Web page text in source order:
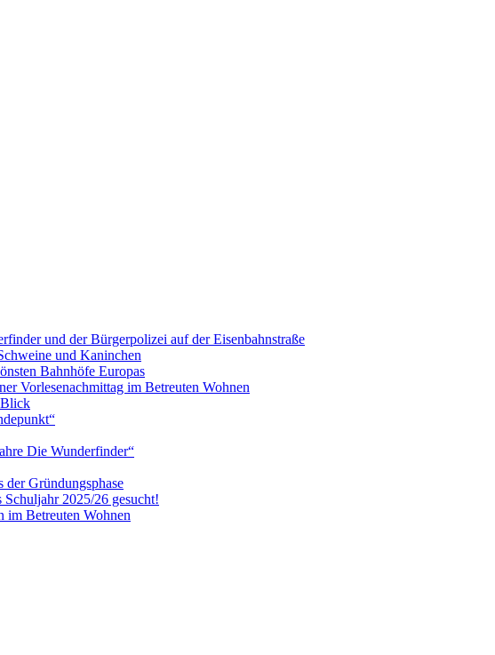
und der Bürgerpolizei auf der Eisenbahnstraße
und Kaninchen
Bahnhöfe Europas
Vorlesenachmittag im Betreuten Wohnen
Blick
Die Wunderfinder“
der Gründungsphase
2025/26 gesucht!
im Betreuten Wohnen